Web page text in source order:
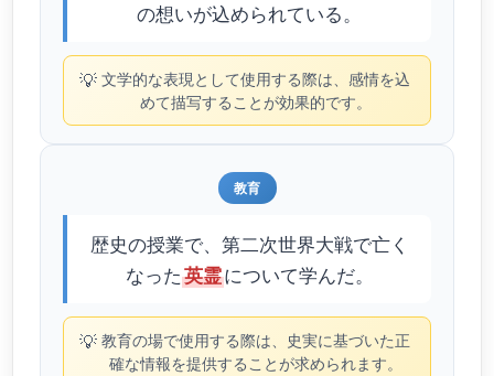
の想いが込められている。
💡 文学的な表現として使用する際は、感情を込
めて描写することが効果的です。
教育
歴史の授業で、第二次世界大戦で亡く
なった英霊について学んだ。
💡 教育の場で使用する際は、史実に基づいた正
確な情報を提供することが求められます。